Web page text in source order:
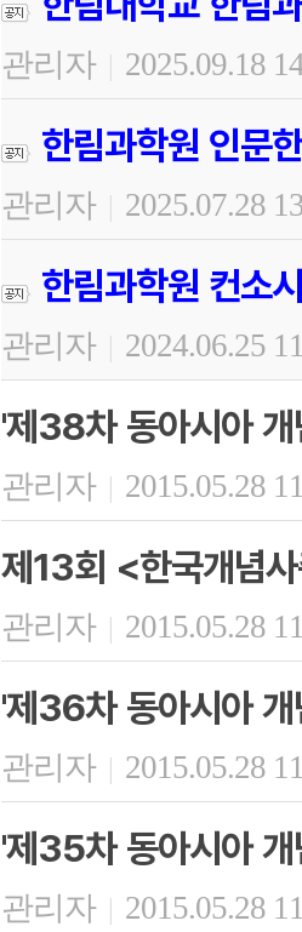
관리자 | 2025.09.18
한림과학원 인문
관리자 | 2025.07.28
한림과학원 컨소
관리자 | 2024.06.25
'제38차 동아시아
관리자 | 2015.05.28
제13회 <한국개념
관리자 | 2015.05.28
'제36차 동아시아
관리자 | 2015.05.28
'제35차 동아시아
관리자 | 2015.05.28